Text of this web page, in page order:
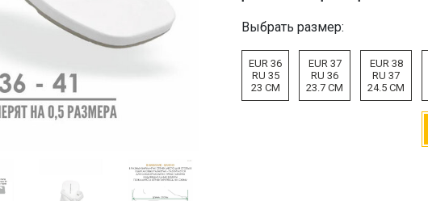
Выбрать размер:
EUR 36
RU 35
23 CM
EUR 37
RU 36
23.7 CM
EUR 38
RU 37
24.5 CM